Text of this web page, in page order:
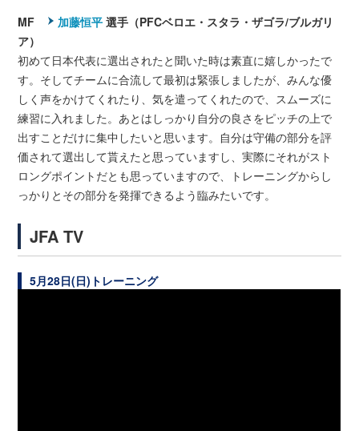
MF 加藤恒平 選手（PFCベロエ・スタラ・ザゴラ/ブルガリ
ア）
初めて日本代表に選出されたと聞いた時は素直に嬉しかったで
す。そしてチームに合流して最初は緊張しましたが、みんな優
しく声をかけてくれたり、気を遣ってくれたので、スムーズに
練習に入れました。あとは​しっかり自分の良さをピッチの上で
出すことだけに集中したいと思います。​自分は守備​の部分を評
価されて選出して貰えたと思っていますし、実際にそれがスト
ロングポイントだとも思っていますので、トレーニングからし
っかりとその部分を発揮できるよう臨みたいです。
JFA TV
5月28日(日)トレーニング